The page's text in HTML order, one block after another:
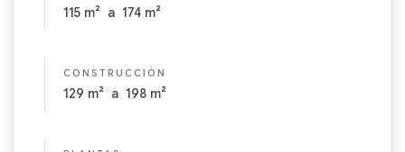
115 m² a 174 m²
CONSTRUCCIÓN
129 m² a 198 m²